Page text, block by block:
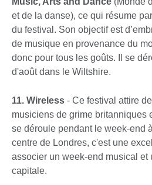
et de la danse), ce qui résume
du festival. Son objectif est
de musique en provenance du
donc pour tous les goûts. Il se
d'août dans le Wiltshire.
11. Wireless - Ce festival attire
musiciens de grime britanniques
se déroule pendant le week-end
centre de Londres, c'est une
associer un week-end musical et
capitale.